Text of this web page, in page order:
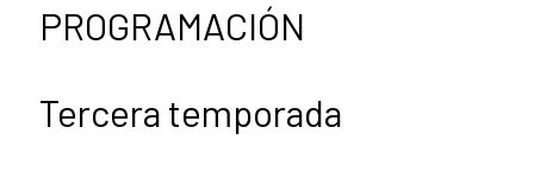
PROGRAMACIÓN
Tercera temporada